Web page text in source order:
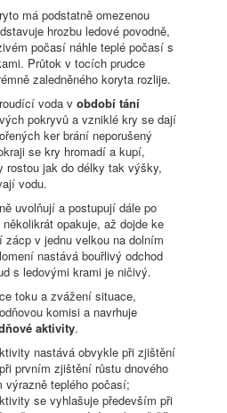
má podstatně omezenou
hrozbu ledové povodně,
počasí náhle teplé počasí s
Průtok v tocích prudce
zaledněného koryta rozlije.
voda v období tání
pokryvů a vzniklé kry se dají
ker brání neporušený
se kry hromadí a kupí,
rostou jak do délky tak výšky,
vodu.
uvolňují a postupují dále po
opakuje, až dojde ke
zácp v jednu velkou na dolním
nastává bouřlivý odchod
s ledovými krami je ničivý.
toku a zvážení situace,
komisi a navrhuje
aktivity.
nastává obvykle při zjištění
prvním zjištění růstu dnového
výrazně teplého počasí;
se vyhlašuje především při